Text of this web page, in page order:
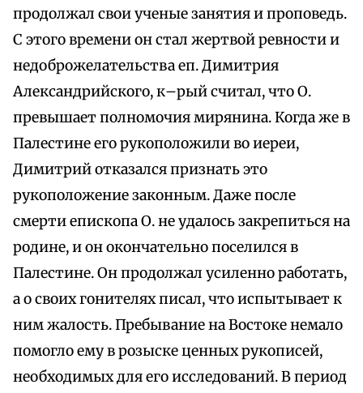
продолжал свои ученые занятия и проповедь.
С этого времени он стал жертвой ревности и
недоброжелательства еп. Димитрия
Александрийского, к–рый считал, что О.
превышает полномочия мирянина. Когда же в
Палестине его рукоположили во иереи,
Димитрий отказался признать это
рукоположение законным. Даже после
смерти епископа О. не удалось закрепиться на
родине, и он окончательно поселился в
Палестине. Он продолжал усиленно работать,
а о своих гонителях писал, что испытывает к
ним жалость. Пребывание на Востоке немало
помогло ему в розыске ценных рукописей,
необходимых для его исследований. В период